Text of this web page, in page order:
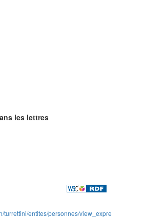
les lettres
turrettini/entites/personnes/view_expre